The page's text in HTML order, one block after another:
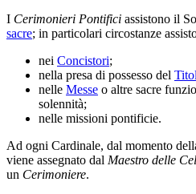
I Cerimonieri Pontifici assistono il
sacre; in particolari circostanze
nei Concistori;
nella presa di possesso del
nelle Messe o altre sacre
solennità;
nelle missioni pontificie.
Ad ogni Cardinale, dal momento
viene assegnato dal Maestro delle
un Cerimoniere.